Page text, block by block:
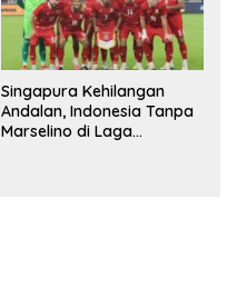
Singapura Kehilangan
Andalan, Indonesia Tanpa
Marselino di Laga